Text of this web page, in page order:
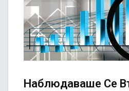
Наблюдаваше Се